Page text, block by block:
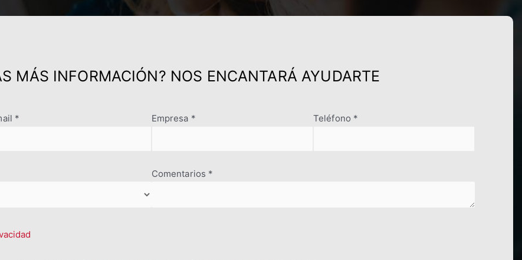
MÁS INFORMACIÓN? NOS ENCANTARÁ AYUDARTE
* Empresa * Teléfono *
Comentarios *